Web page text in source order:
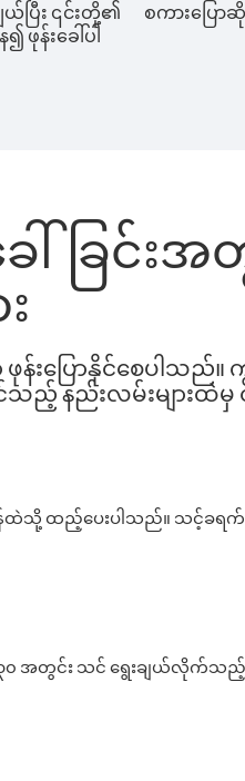
ပြီး ၎င်းတို့၏
ဖုန်းခေါ်ပါ
စကားပြောဆို
ေါ်ခြင်း
ဖုန်းပြောနိုင်စေပါသ
သည့် နည်းလမ်းများထဲမှ
သို့ ထည့်ပေးပါသည်။ သင့်ခရက်
၃၀ အတွင်း သင် ရွေးချယ်လိုက်သ